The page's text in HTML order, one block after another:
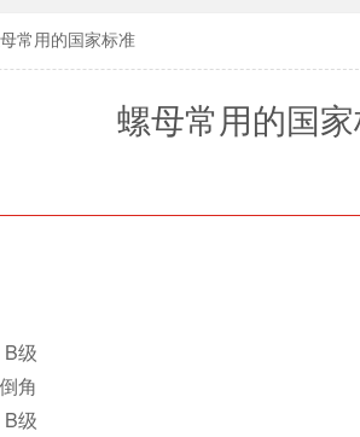
常用的国家标准
螺母常用的国
级
角
级